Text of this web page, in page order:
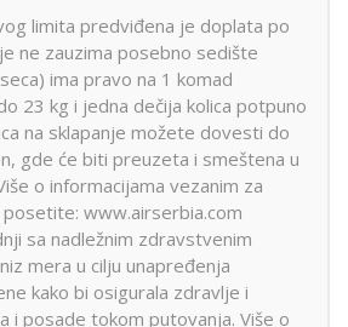
limita predviđena je doplata po
ne zauzima posebno sedište
ima pravo na 1 komad
23 kg i jedna dečija kolica potpuno
na sklapanje možete dovesti do
gde će biti preuzeta i smeštena u
o informacijama vezanim za
www.airserbia.com
sa nadležnim zdravstvenim
mera u cilju unapređenja
kako bi osigurala zdravlje i
i posade tokom putovanja. Više o